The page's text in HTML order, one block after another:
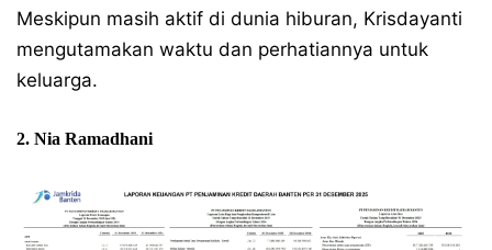
Meskipun masih aktif di dunia hiburan, Krisdayanti
mengutamakan waktu dan perhatiannya untuk
keluarga.
2. Nia Ramadhani